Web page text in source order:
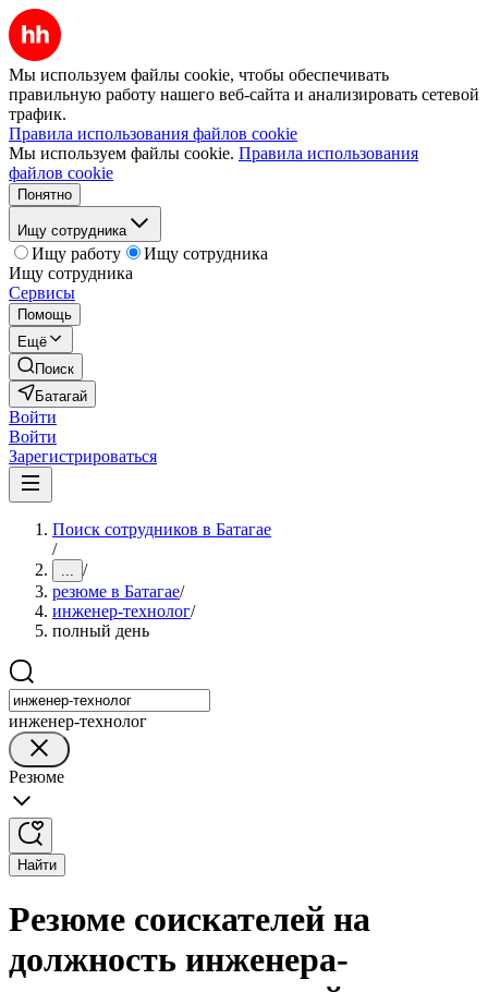
Мы используем файлы cookie, чтобы обеспечивать
правильную работу нашего веб-сайта и анализировать сетевой
трафик.
Правила использования файлов cookie
Мы используем файлы cookie. Правила использования
файлов cookie
Понятно
Ищу сотрудника
Ищу работу
Ищу сотрудника
Ищу сотрудника
Сервисы
Помощь
Ещё
Поиск
Батагай
Войти
Войти
Зарегистрироваться
Поиск сотрудников в Батагае
/
... /
резюме в Батагае/
инженер-технолог/
полный день
инженер-технолог
Резюме
Найти
Резюме соискателей на
должность инженера-